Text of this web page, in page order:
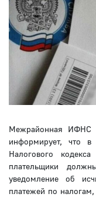
Межрайонная ИФНС
информирует, что в
Налогового
плательщики
уведомление об
платежей по